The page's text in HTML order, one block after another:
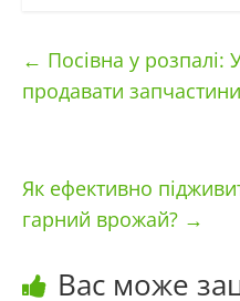
← Посівна у розпалі:
продавати
Як ефективно
гарний врожай? →
Вас може